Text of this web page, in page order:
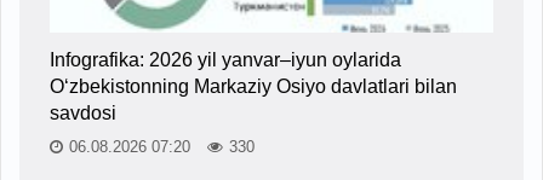
Infografika: 2026 yil yanvar–iyun oylarida
O‘zbekistonning Markaziy Osiyo davlatlari bilan
savdosi
06.08.2026 07:20 330